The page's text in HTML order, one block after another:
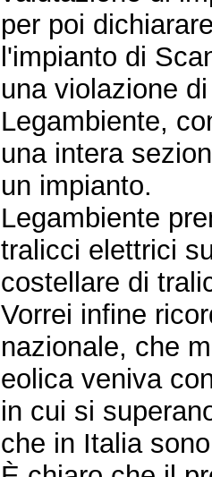
per poi
l'impianto di
una violazione
Legambiente,
una intera
un impianto.
Legambiente
tralicci elettrici
costellare di
Vorrei infine
nazionale, che
eolica veniva
in cui si
che in Italia